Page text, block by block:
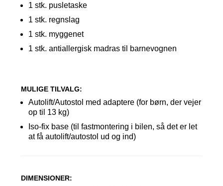
1 stk. pusletaske
1 stk. regnslag
1 stk. myggenet
1 stk. antiallergisk madras til barnevognen
MULIGE TILVALG:
Autolift/Autostol med adaptere (for børn, der vejer
op til 13 kg)
Iso-fix base (til fastmontering i bilen, så det er let
at få autolift/autostol ud og ind)
DIMENSIONER: